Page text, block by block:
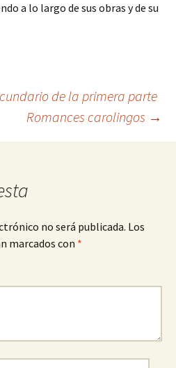
a lo largo de sus obras y de su
de la primera parte
Romances carolingos →
no será publicada. Los
marcados con *